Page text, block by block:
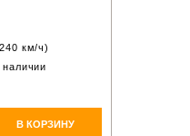
км/ч)
наличии
В КОРЗИНУ